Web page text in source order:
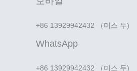
+86 13929942432 （미스 두)
WhatsApp
+86 13929942432 （미스 두)